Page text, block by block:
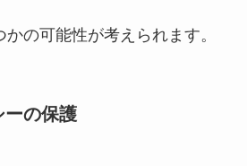
の可能性が考えられます。
の保護